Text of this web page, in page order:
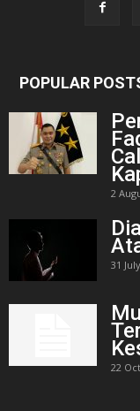
POPULAR
2
31
22